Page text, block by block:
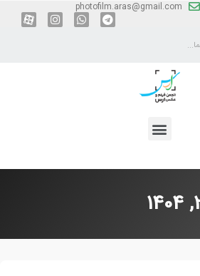
photofilm.aras@gmail.com